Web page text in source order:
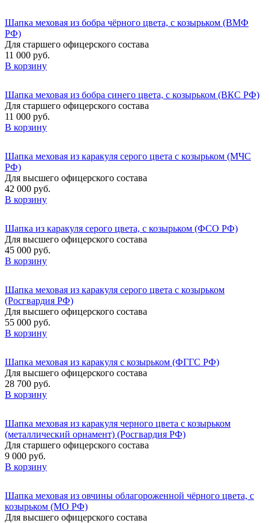
Шапка меховая из бобра чёрного цвета, с козырьком (ВМФ
РФ)
Для старшего офицерского состава
11 000 руб.
В корзину
Шапка меховая из бобра синего цвета, с козырьком (ВКС РФ)
Для старшего офицерского состава
11 000 руб.
В корзину
Шапка меховая из каракуля серого цвета с козырьком (МЧС
РФ)
Для высшего офицерского состава
42 000 руб.
В корзину
Шапка из каракуля серого цвета, с козырьком (ФСО РФ)
Для высшего офицерского состава
45 000 руб.
В корзину
Шапка меховая из каракуля серого цвета с козырьком
(Росгвардия РФ)
Для высшего офицерского состава
55 000 руб.
В корзину
Шапка меховая из каракуля с козырьком (ФГГС РФ)
Для высшего офицерского состава
28 700 руб.
В корзину
Шапка меховая из каракуля черного цвета с козырьком
(металлический орнамент) (Росгвардия РФ)
Для старшего офицерского состава
9 000 руб.
В корзину
Шапка меховая из овчины облагороженной чёрного цвета, с
козырьком (МО РФ)
Для высшего офицерского состава